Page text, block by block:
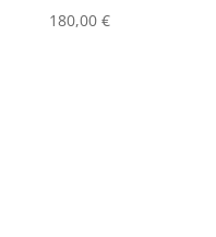
180,00 €